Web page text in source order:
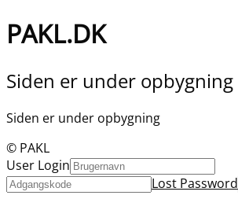
PAKL.DK
Siden er under opbygning
Siden er under opbygning
© PAKL
User Login
Lost Password